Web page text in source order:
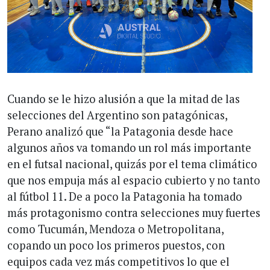
Cuando se le hizo alusión a que la mitad de las
selecciones del Argentino son patagónicas,
Perano analizó que “la Patagonia desde hace
algunos años va tomando un rol más importante
en el futsal nacional, quizás por el tema climático
que nos empuja más al espacio cubierto y no tanto
al fútbol 11. De a poco la Patagonia ha tomado
más protagonismo contra selecciones muy fuertes
como Tucumán, Mendoza o Metropolitana,
copando un poco los primeros puestos, con
equipos cada vez más competitivos lo que el